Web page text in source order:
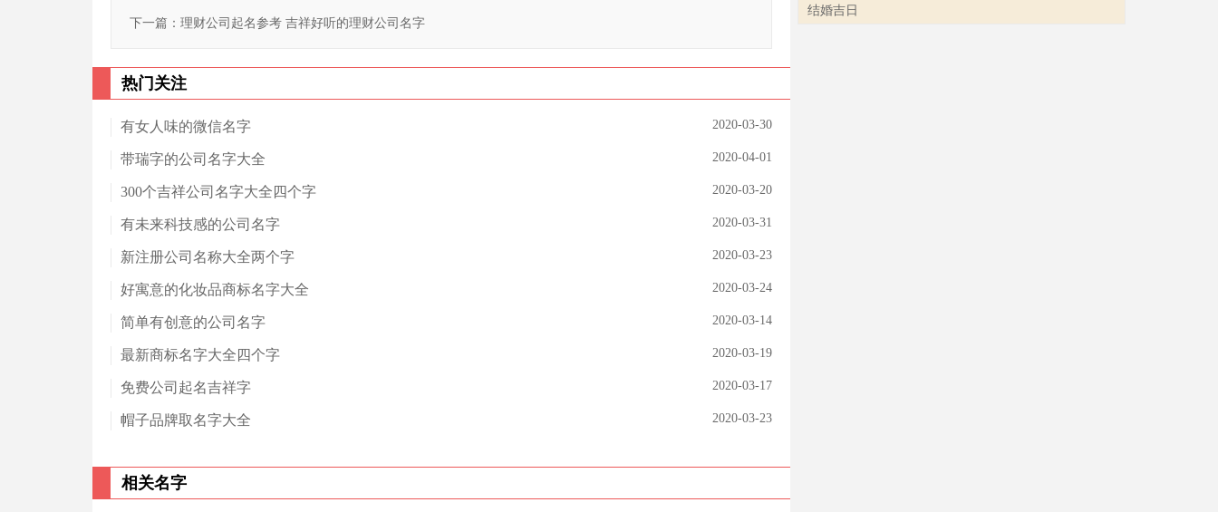
下一篇： 理财公司起名参考 吉祥好听的理财公司名字
热门关注
2020-03-30
有女人味的微信名字
2020-04-01
带瑞字的公司名字大全
2020-03-20
300个吉祥公司名字大全四个字
2020-03-31
有未来科技感的公司名字
2020-03-23
新注册公司名称大全两个字
2020-03-24
好寓意的化妆品商标名字大全
2020-03-14
简单有创意的公司名字
2020-03-19
最新商标名字大全四个字
2020-03-17
免费公司起名吉祥字
2020-03-23
帽子品牌取名字大全
相关名字
结婚吉日